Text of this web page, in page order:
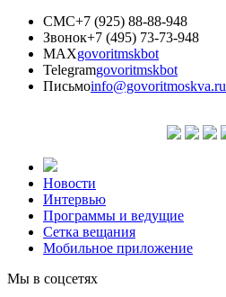
СМС+7 (925) 88-88-948
Звонок+7 (495) 73-73-948
MAXgovoritmskbot
Telegramgovoritmskbot
Письмоinfo@govoritmoskva.ru
Новости
Интервью
Программы и ведущие
Сетка вещания
Мобильное приложение
Мы в соцсетях